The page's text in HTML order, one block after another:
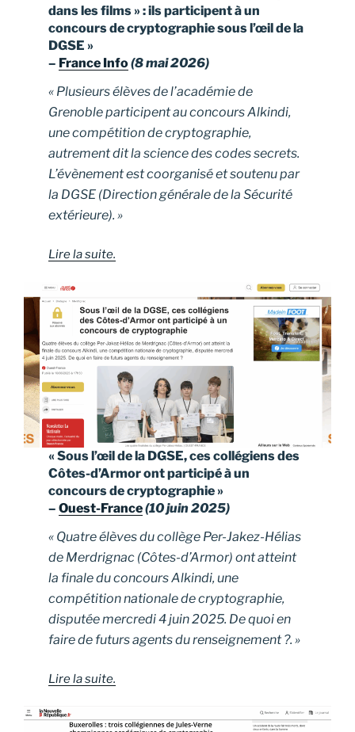
dans les films » : ils participent à un
concours de cryptographie sous l’œil de la
DGSE »
– France Info(8 mai 2026)
« Plusieurs élèves de l’académie de
Grenoble participent au concours Alkindi,
une compétition de cryptographie,
autrement dit la science des codes secrets.
L’évènement est coorganisé et soutenu par
la DGSE (Direction générale de la Sécurité
extérieure). »
Lire la suite.
« Sous l’œil de la DGSE, ces collégiens des
Côtes-d’Armor ont participé à un
concours de cryptographie »
–Ouest-France(10 juin 2025)
« Quatre élèves du collège Per-Jakez-Hélias
de Merdrignac (Côtes-d’Armor) ont atteint
la finale du concours Alkindi, une
compétition nationale de cryptographie,
disputée mercredi 4 juin 2025. De quoi en
faire de futurs agents du renseignement ?. »
Lire la suite.